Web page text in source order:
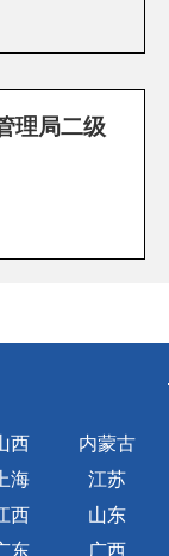
理局二级
西
内蒙古
上海
江苏
西
山东
东 广西